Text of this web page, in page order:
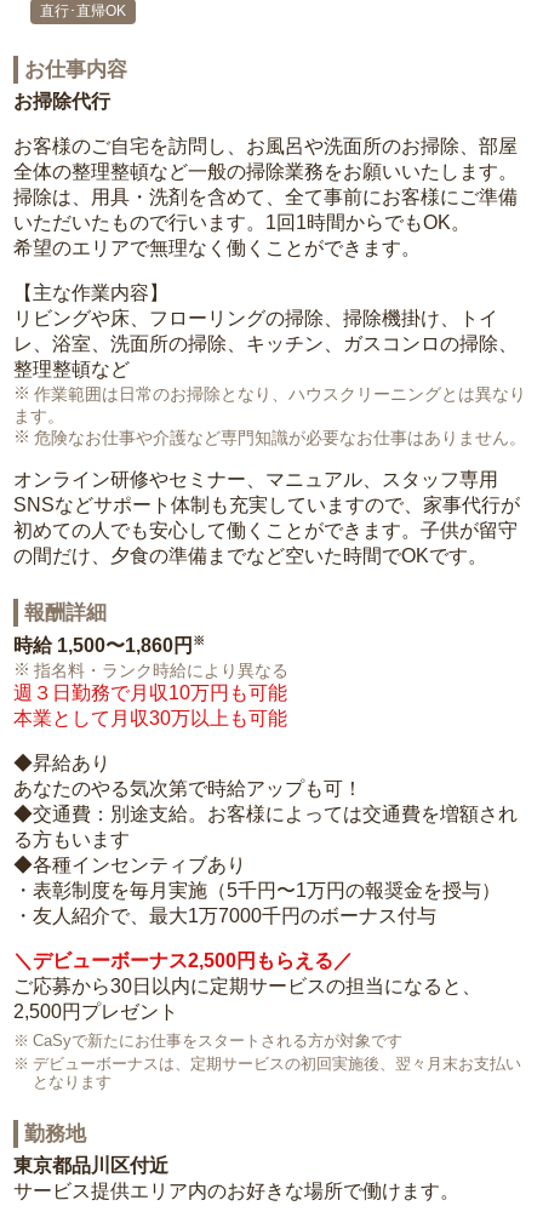
直行･直帰OK
お仕事内容
お掃除代行
お客様のご自宅を訪問し、お風呂や洗面所のお掃除、部屋
全体の整理整頓など一般の掃除業務をお願いいたします。
掃除は、用具・洗剤を含めて、全て事前にお客様にご準備
いただいたもので行います。1回1時間からでもOK。
希望のエリアで無理なく働くことができます。
【主な作業内容】
リビングや床、フローリングの掃除、掃除機掛け、トイ
レ、浴室、洗面所の掃除、キッチン、ガスコンロの掃除、
整理整頓など
作業範囲は日常のお掃除となり、ハウスクリーニングとは異なり
ます。
危険なお仕事や介護など専門知識が必要なお仕事はありません。
オンライン研修やセミナー、マニュアル、スタッフ専用
SNSなどサポート体制も充実していますので、家事代行が
初めての人でも安心して働くことができます。子供が留守
の間だけ、夕食の準備までなど空いた時間でOKです。
報酬詳細
時給 1,500〜1,860円 ※
指名料・ランク時給により異なる
週３日勤務で月収10万円も可能
本業として月収30万以上も可能
◆昇給あり
あなたのやる気次第で時給アップも可！
◆交通費：別途支給。お客様によっては交通費を増額され
る方もいます
◆各種インセンティブあり
・表彰制度を毎月実施（5千円〜1万円の報奨金を授与）
・友人紹介で、最大1万7000千円のボーナス付与
＼デビューボーナス2,500円もらえる／
ご応募から30日以内に定期サービスの担当になると、
2,500円プレゼント
CaSyで新たにお仕事をスタートされる方が対象です
デビューボーナスは、定期サービスの初回実施後、翌々月末お支払い
となります
勤務地
東京都品川区付近
サービス提供エリア内のお好きな場所で働けます。